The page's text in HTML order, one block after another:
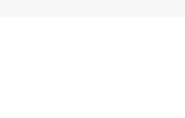
odată cu nunta